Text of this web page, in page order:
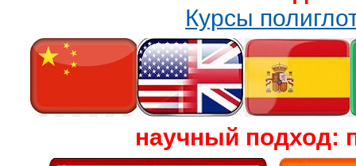
Курсы
научный подход: